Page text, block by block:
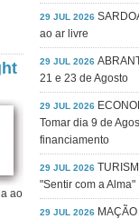
ao
29 JUL 2026
ao ar livre
29 JUL 2026
21 e 23 de Agosto
29 JUL 2026
Tomar dia 9 de
financiamento
29 JUL 2026
"Sentir com a Alma"
29 JUL 2026